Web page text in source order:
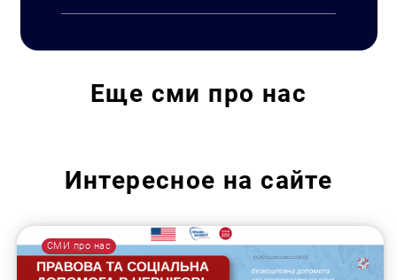
Еще сми про нас
Интересное на сайте
СМИ про нас